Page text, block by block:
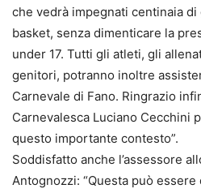
che vedrà impegnati centinaia
basket, senza dimenticare la
under 17. Tutti gli atleti, gli
genitori, potranno inoltre
Carnevale di Fano. Ringrazio
Carnevalesca Luciano Cecchini
questo importante contesto”.
Soddisfatto anche l’assessore
Antognozzi: “Questa può essere